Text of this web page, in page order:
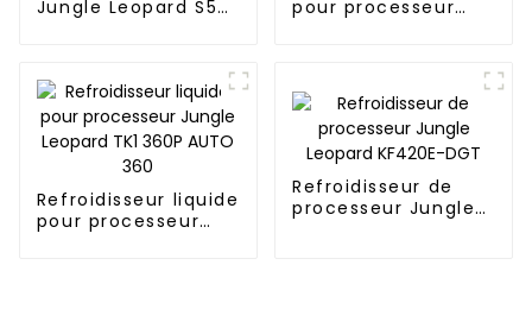
Jungle Leopard S50
ventilateur PWM
pour processeur
Digital ARGB Jungle
Leopard
Refroidisseur liquide
pour processeur
Refroidisseur de
processeur Jungle